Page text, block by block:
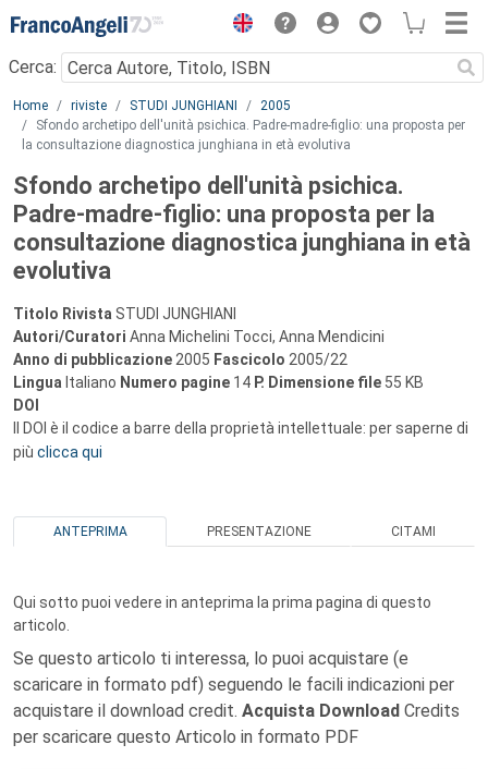
Menu
Cerca:
Main content
Home riviste STUDI JUNGHIANI
2005
Sfondo archetipo dell'unità psichica. Padre-madre-figlio: una proposta per
la consultazione diagnostica junghiana in età evolutiva
Sfondo archetipo dell'unità psichica.
Padre-madre-figlio: una proposta per la
consultazione diagnostica junghiana in età
evolutiva
Titolo Rivista STUDI JUNGHIANI
Autori/Curatori Anna Michelini Tocci, Anna Mendicini
Anno di pubblicazione 2005 Fascicolo 2005/22
Lingua Italiano Numero pagine 14 P. Dimensione file 55 KB
DOI
Il DOI è il codice a barre della proprietà intellettuale: per saperne di
più clicca qui
ANTEPRIMA PRESENTAZIONE CITAMI
Qui sotto puoi vedere in anteprima la prima pagina di questo
articolo.
Se questo articolo ti interessa, lo puoi acquistare (e
scaricare in formato pdf) seguendo le facili indicazioni per
acquistare il download credit. Acquista Download Credits
per scaricare questo Articolo in formato PDF